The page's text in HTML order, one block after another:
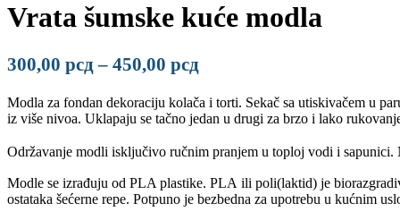
Vrata šumske kuće modla
300,00 рсд – 450,00 рсд
od
300,00 рсд
do
450,00 рсд
Modla za fondan dekoraciju kolača i torti. Sekač sa utiskivačem u
iz više nivoa. Uklapaju se tačno jedan u drugi za brzo i lako
Održavanje modli isključivo ručnim pranjem u toploj vodi i
Modle se izrađuju od PLA plastike. PLA ili poli(laktid) je
ostataka šećerne repe. Potpuno je bezbedna za upotrebu u kućnim